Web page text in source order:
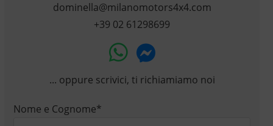
dominella@milanomotors4x4.com
+39 02 61298699
... oppure scrivici, ti richiamiamo noi
Nome e Cognome*